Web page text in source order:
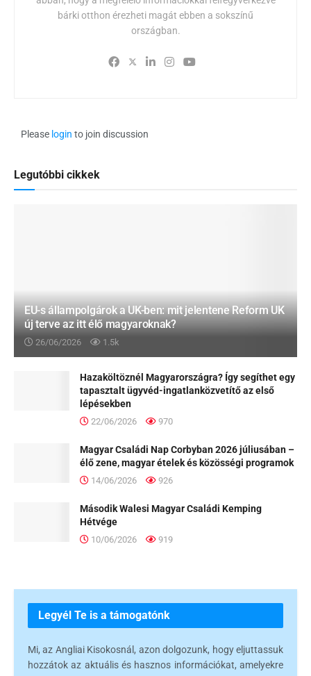
bárki otthon érezheti magát ebben a sokszínű
országban.
Please login to join discussion
Legutóbbi cikkek
EU-s állampolgárok a UK-ben: mit jelentene Reform UK
új terve az itt élő magyaroknak?
26/06/2026 1.5k
Hazaköltöznél Magyarországra? Így segíthet egy
tapasztalt ügyvéd-ingatlanközvetítő az első
lépésekben
22/06/2026 970
Magyar Családi Nap Corbyban 2026 júliusában –
élő zene, magyar ételek és közösségi programok
14/06/2026 926
Második Walesi Magyar Családi Kemping
Hétvége
10/06/2026 919
Legyél Te is a támogatónk
Mi, az Angliai Kisokosnál, azon dolgozunk, hogy eljuttassuk
hozzátok az aktuális és hasznos információkat, amelyekre